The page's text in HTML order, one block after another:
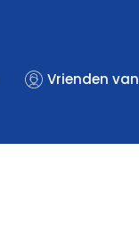
Vrienden van